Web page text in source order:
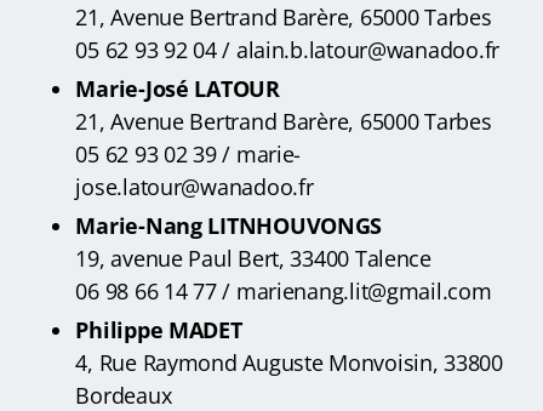
21, Avenue Bertrand Barère, 65000 Tarbes
05 62 93 92 04 / alain.b.latour@wanadoo.fr
Marie-José LATOUR
21, Avenue Bertrand Barère, 65000 Tarbes
05 62 93 02 39 / marie-
jose.latour@wanadoo.fr
Marie-Nang LITNHOUVONGS
19, avenue Paul Bert, 33400 Talence
06 98 66 14 77 / marienang.lit@gmail.com
Philippe MADET
4, Rue Raymond Auguste Monvoisin, 33800
Bordeaux